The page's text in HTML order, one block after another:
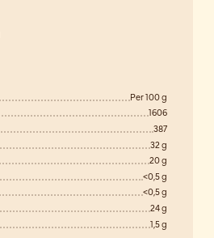
Per 100 g
1606
387
32 g
20 g
<0,5 g
<0,5 g
24 g
1,5 g